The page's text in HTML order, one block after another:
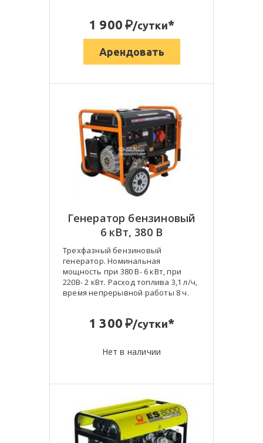
1 900:/сутки*
Арендовать
Генератор бензиновый
6 кВт, 380 В
Трехфазный бензиновый
генератор. Номинальная
мощность при 380 В- 6 кВт, при
220В- 2 кВт. Расход топлива 3,1 л/ч,
время непрерывной работы 8 ч.
1 300:/сутки*
Нет в наличии